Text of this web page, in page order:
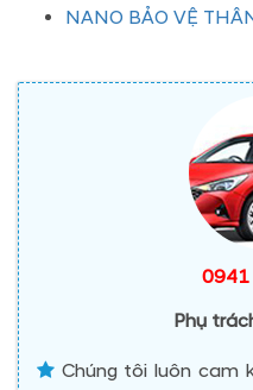
NANO BẢO VỆ
Phụ
Chúng tôi luôn cam